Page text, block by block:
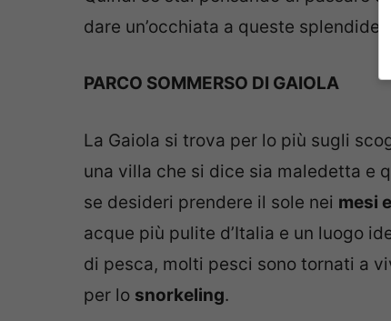
dare un’occhiata a queste splendide
PARCO SOMMERSO DI GAIOLA
La Gaiola si trova per lo più sugli
una villa che si dice sia maledetta e
se desideri prendere il sole nei mesi
acque più pulite d’Italia e un luogo
di pesca, molti pesci sono tornati a
per lo snorkeling.